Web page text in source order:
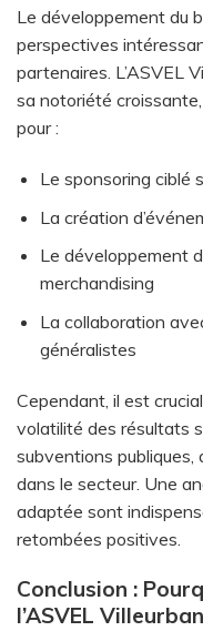
Le développement du
perspectives
partenaires. L’ASVEL
sa notoriété
pour :
Le sponsoring ciblé
La création
Le développement
merchandising
La collaboration
généralistes
Cependant, il est
volatilité des résultats
subventions publiques,
dans le secteur. Une
adaptée sont
retombées positives.
Conclusion :
l’ASVEL